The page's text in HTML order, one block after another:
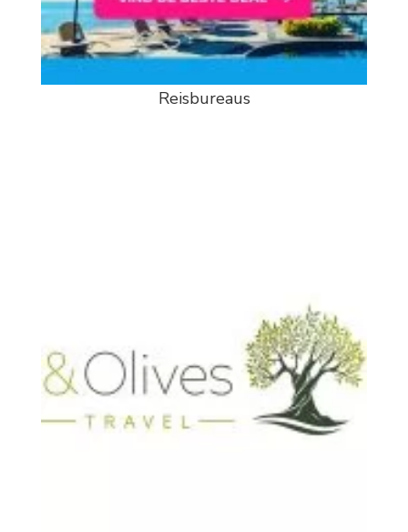
Reisbureaus